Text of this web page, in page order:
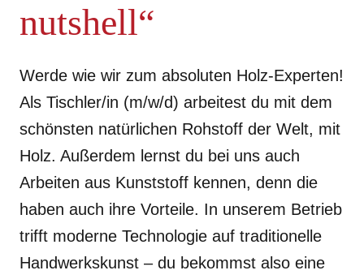
nutshell“
Werde wie wir zum absoluten Holz-Experten!
Als Tischler/in (m/w/d) arbeitest du mit dem
schönsten natürlichen Rohstoff der Welt, mit
Holz. Außerdem lernst du bei uns auch
Arbeiten aus Kunststoff kennen, denn die
haben auch ihre Vorteile. In unserem Betrieb
trifft moderne Technologie auf traditionelle
Handwerkskunst – du bekommst also eine